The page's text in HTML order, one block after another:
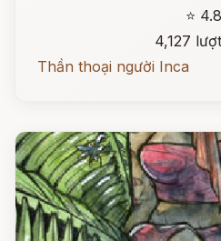
⭐ 4.8
4,127
Thần thoại người Inca